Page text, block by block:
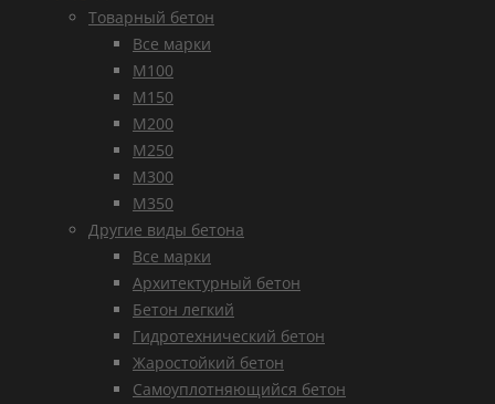
Товарный бетон
Все марки
М100
М150
М200
М250
М300
М350
Другие виды бетона
Все марки
Архитектурный бетон
Бетон легкий
Гидротехнический бетон
Жаростойкий бетон
Самоуплотняющийся бетон